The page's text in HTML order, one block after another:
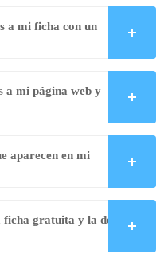
a mi ficha con un
a mi página web y
aparecen en mi
gratuita y la de